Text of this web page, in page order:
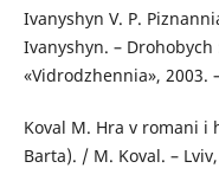
Ivanyshyn V. P.
Ivanyshyn. –
«Vidrodzhennia», 2003.
Koval M. Hra v romani i
Barta). / M. Koval. –